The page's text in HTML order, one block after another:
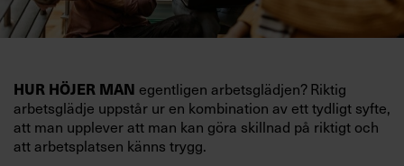
HUR HÖJER MAN egentligen arbetsglädjen? Riktig
arbetsglädje uppstår ur en kombination av ett tydligt syfte,
att man upplever att man kan göra skillnad på riktigt och
att arbetsplatsen känns trygg.